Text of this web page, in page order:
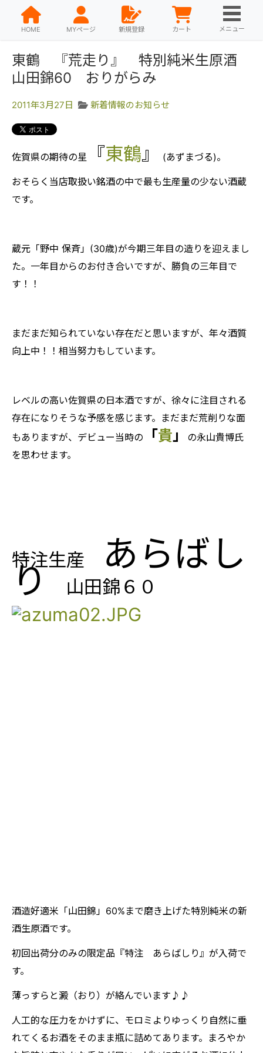
HOME MYページ 新規登録 カート メニュー
東鶴 『荒走り』 特別純米生原酒
山田錦60 おりがらみ
2011年3月27日 新着情報のお知らせ
佐賀県の期待の星 『東鶴』 (あずまづる)。
おそらく当店取扱い銘酒の中で最も生産量の少ない酒蔵
です。
蔵元「野中 保斉」(30歳)が今期三年目の造りを迎えまし
た。一年目からのお付き合いですが、勝負の三年目で
す！！
まだまだ知られていない存在だと思いますが、年々酒質
向上中！！相当努力もしています。
レベルの高い佐賀県の日本酒ですが、徐々に注目される
存在になりそうな予感を感じます。まだまだ荒削りな面
もありますが、デビュー当時の
「貴」
の永山貴博氏
を思わせます。
特注生産 あらばし
り 山田錦６０
酒造好適米「山田錦」60%まで磨き上げた特別純米の新
酒生原酒です。
初回出荷分のみの限定品『特注 あらばしり』が入荷で
す。
薄っすらと澱（おり）が絡んでいます♪♪
人工的な圧力をかけずに、モロミよりゆっくり自然に垂
れてくるお酒をそのまま瓶に詰めてあります。まろやか